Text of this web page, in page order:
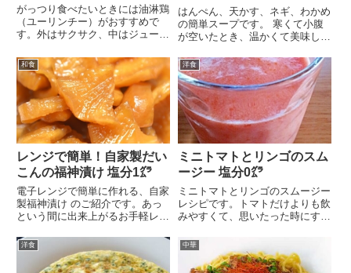
がっつり食べたいときには油淋鶏
（ユーリンチー）がおすすめで
す。外はサクサク、中はジューシ
はんぺん、天かす、ネギ、わかめ
の簡単スープです。 寒くて小腹
が空いたとき、温かくて美味しい
和食
レンジで簡単！自家製だい
こんの福神漬け 塩分1㌘
電子レンジで簡単に作れる、自家
製福神漬け のご紹介です。あっ
という間に出来上がるお手軽レシ
洋食
ミニトマトとリンゴのスム
ージー 塩分0㌘
ミニトマトとリンゴのスムージー
レシピです。トマトだけよりも飲
みやすくて、思いたった時にすぐ
洋食 中華